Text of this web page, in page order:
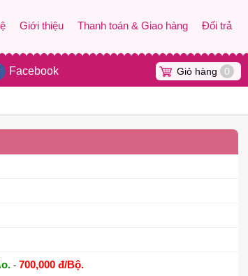
Giới thiệu Thanh toán & Giao hàng Đổi trả
Facebook Giỏ hàng 0
- 700,000 đ/Bộ.